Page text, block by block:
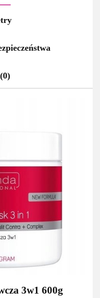
3w1 600g